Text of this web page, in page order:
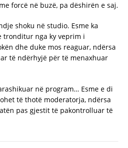
forcë në buzë, pa dëshirën e saj.
shoku në studio. Esme ka
tronditur nga ky veprim i
dhe duke mos reaguar, ndërsa
të ndërhyjë për të menaxhuar
në program… Esme e di
të thotë moderatorja, ndërsa
pas gjestit të pakontrolluar të